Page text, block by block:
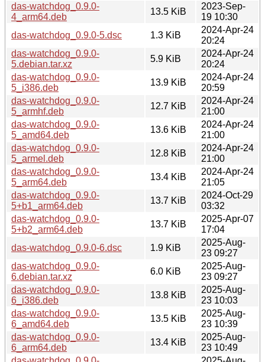
das-watchdog_0.9.0-
4_arm64.deb
13.5 KiB
2023-Sep-
19 10:30
das-watchdog_0.9.0-5.dsc
1.3 KiB
2024-Apr-24
20:24
das-watchdog_0.9.0-
5.debian.tar.xz
5.9 KiB
2024-Apr-24
20:24
das-watchdog_0.9.0-
5_i386.deb
13.9 KiB
2024-Apr-24
20:59
das-watchdog_0.9.0-
5_armhf.deb
12.7 KiB
2024-Apr-24
21:00
das-watchdog_0.9.0-
5_amd64.deb
13.6 KiB
2024-Apr-24
21:00
das-watchdog_0.9.0-
5_armel.deb
12.8 KiB
2024-Apr-24
21:00
das-watchdog_0.9.0-
5_arm64.deb
13.4 KiB
2024-Apr-24
21:05
das-watchdog_0.9.0-
5+b1_arm64.deb
13.7 KiB
2024-Oct-29
03:32
das-watchdog_0.9.0-
5+b2_arm64.deb
13.7 KiB
2025-Apr-07
17:04
das-watchdog_0.9.0-6.dsc
1.9 KiB
2025-Aug-
23 09:27
das-watchdog_0.9.0-
6.debian.tar.xz
6.0 KiB
2025-Aug-
23 09:27
das-watchdog_0.9.0-
6_i386.deb
13.8 KiB
2025-Aug-
23 10:03
das-watchdog_0.9.0-
6_amd64.deb
13.5 KiB
2025-Aug-
23 10:39
das-watchdog_0.9.0-
6_arm64.deb
13.4 KiB
2025-Aug-
23 10:49